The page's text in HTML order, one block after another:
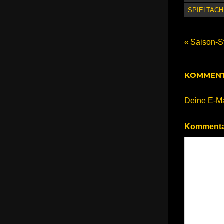
SPIELTACH
Saison-
Deine E-